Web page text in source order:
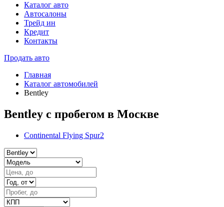
Каталог авто
Автосалоны
Трейд ин
Кредит
Контакты
Продать авто
Главная
Каталог автомобилей
Bentley
Bentley с пробегом в Москве
Continental Flying Spur2